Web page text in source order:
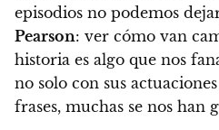
episodios no podemos
Pearson: ver cómo van
historia es algo que nos
no solo con sus
frases, muchas se nos han